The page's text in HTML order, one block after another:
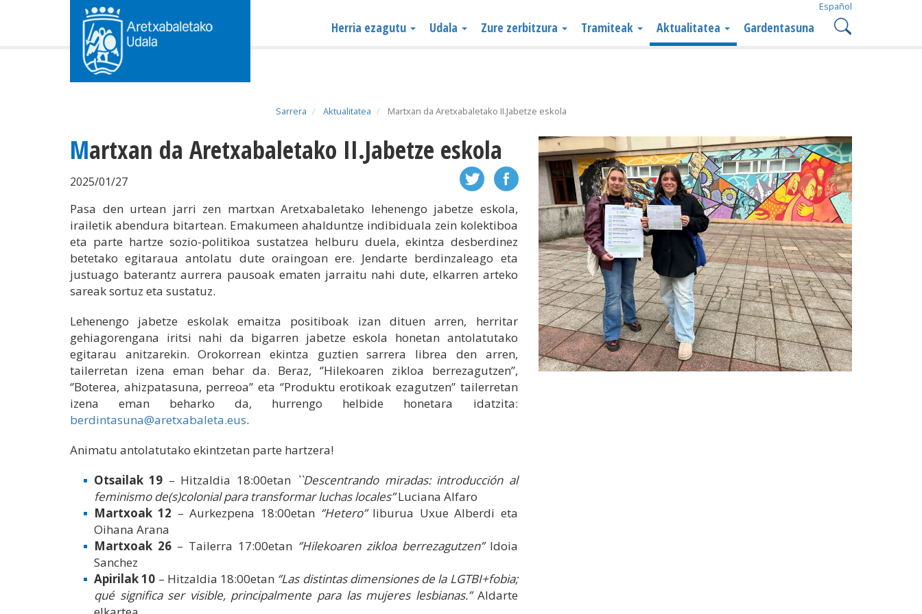
Español
Herria ezagutu Udala Zure zerbitzura Tramiteak Aktualitatea Gardentasuna
Sarrera Aktualitatea Martxan da Aretxabaletako II.Jabetze eskola
Martxan da Aretxabaletako II.Jabetze eskola
2025/01/27
Pasa den urtean jarri zen martxan Aretxabaletako lehenengo jabetze eskola,
irailetik abendura bitartean. Emakumeen ahalduntze indibiduala zein kolektiboa
eta parte hartze sozio-politikoa sustatzea helburu duela, ekintza desberdinez
betetako egitaraua antolatu dute oraingoan ere. Jendarte berdinzaleago eta
justuago baterantz aurrera pausoak ematen jarraitu nahi dute, elkarren arteko
sareak sortuz eta sustatuz.
Lehenengo jabetze eskolak emaitza positiboak izan dituen arren, herritar
gehiagorengana iritsi nahi da bigarren jabetze eskola honetan antolatutako
egitarau anitzarekin. Orokorrean ekintza guztien sarrera librea den arren,
tailerretan izena eman behar da. Beraz, ‘’Hilekoaren zikloa berrezagutzen’’,
‘’Boterea, ahizpatasuna, perreoa’’ eta ‘’Produktu erotikoak ezagutzen’’ tailerretan
izena eman beharko da, hurrengo helbide honetara idatzita:
berdintasuna@aretxabaleta.eus.
Animatu antolatutako ekintzetan parte hartzera!
Otsailak 19 – Hitzaldia 18:00etan ``Descentrando miradas: introducción al
feminismo de(s)colonial para transformar luchas locales’’Luciana Alfaro
Martxoak 12 – Aurkezpena 18:00etan ‘’Hetero’’ liburua Uxue Alberdi eta
Oihana Arana
Martxoak 26– Tailerra 17:00etan ‘’Hilekoaren zikloa berrezagutzen’’Idoia
Sanchez
Apirilak 10 – Hitzaldia 18:00etan ‘’Las distintas dimensiones de la LGTBI+fobia;
qué significa ser visible, principalmente para las mujeres lesbianas.’’Aldarte